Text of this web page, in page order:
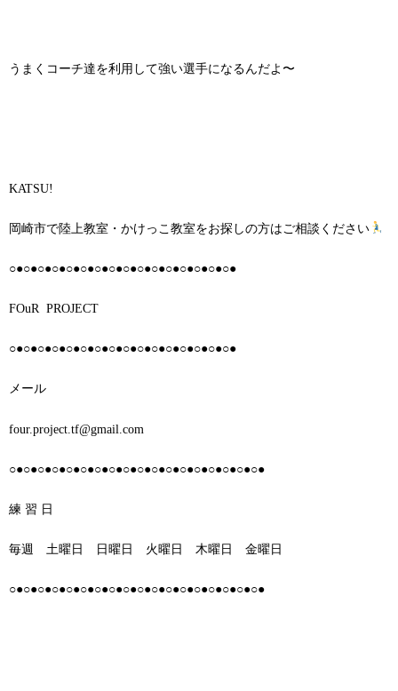
うまくコーチ達を利用して強い選手になるんだよ〜
KATSU!
岡崎市で陸上教室・かけっこ教室をお探しの方はご相談ください
○●○●○●○●○●○●○●○●○●○●○●○●○●○●○●○●
FOuR PROJECT
○●○●○●○●○●○●○●○●○●○●○●○●○●○●○●○●
メール
four.project.tf@gmail.com
○●○●○●○●○●○●○●○●○●○●○●○●○●○●○●○●○●○●
練 習 日
毎週 土曜日 日曜日 火曜日 木曜日 金曜日
○●○●○●○●○●○●○●○●○●○●○●○●○●○●○●○●○●○●